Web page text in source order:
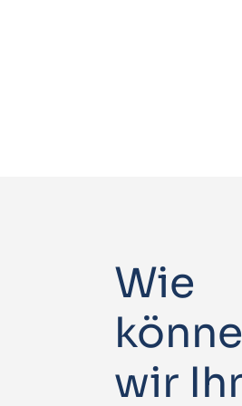
Wie
wir